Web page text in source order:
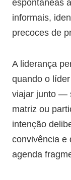
espontâneas
informais,
precoces de
A liderança
quando o
viajar junto —
matriz ou
intenção
convivência e
agenda